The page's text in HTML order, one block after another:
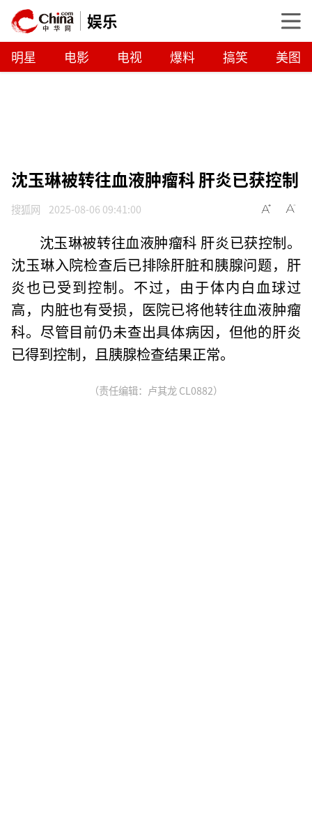
娱乐
明星 电影 电视 爆料 搞笑 美图
沈玉琳被转往血液肿瘤科 肝炎已获控制
搜狐网 2025-08-06 09:41:00
沈玉琳被转往血液肿瘤科 肝炎已获控制。
沈玉琳入院检查后已排除肝脏和胰腺问题，肝
炎也已受到控制。不过，由于体内白血球过
高，内脏也有受损，医院已将他转往血液肿瘤
科。尽管目前仍未查出具体病因，但他的肝炎
已得到控制，且胰腺检查结果正常。
（责任编辑：卢其龙 CL0882）